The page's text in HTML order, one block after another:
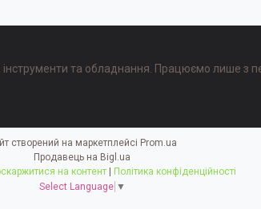
інструменти та обладнання. Працюємо лише з
створений на маркетплейсі Prom.ua
Продавець на Bigl.ua
на контент
Політика конфіденційності
Select Language ▼